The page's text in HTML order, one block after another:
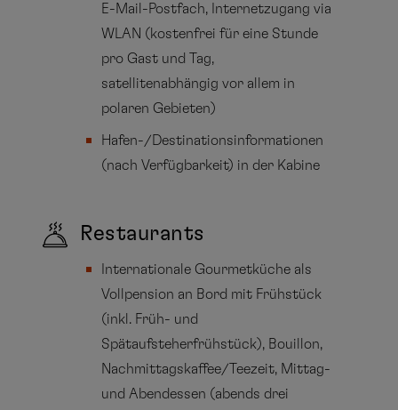
E-Mail-Postfach, Internetzugang via
WLAN (kostenfrei für eine Stunde
pro Gast und Tag,
satellitenabhängig vor allem in
polaren Gebieten)
Hafen-/Destinationsinformationen
(nach Verfügbarkeit) in der Kabine
Restaurants
Internationale Gourmetküche als
Vollpension an Bord mit Frühstück
(inkl. Früh- und
Spätaufsteherfrühstück), Bouillon,
Nachmittagskaffee/Teezeit, Mittag-
und Abendessen (abends drei